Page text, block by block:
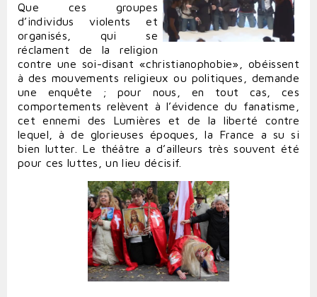
Que ces groupes
d’individus violents et
organisés, qui se
réclament de la religion
contre une soi-disant «christianophobie», obéissent
à des mouvements religieux ou politiques, demande
une enquête ; pour nous, en tout cas, ces
comportements relèvent à l’évidence du fanatisme,
cet ennemi des Lumières et de la liberté contre
lequel, à de glorieuses époques, la France a su si
bien lutter. Le théâtre a d’ailleurs très souvent été
pour ces luttes, un lieu décisif.